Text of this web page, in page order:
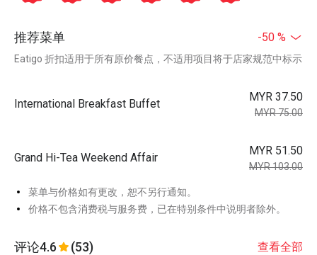
推荐菜单 -50 %
Eatigo 折扣适用于所有原价餐点，不适用项目将于店家规范中标示
International Breakfast Buffet
MYR 37.50
MYR 75.00
Grand Hi-Tea Weekend Affair
MYR 51.50
MYR 103.00
菜单与价格如有更改，恕不另行通知。
价格不包含消费税与服务费，已在特别条件中说明者除外。
评论4.6 (53) 查看全部